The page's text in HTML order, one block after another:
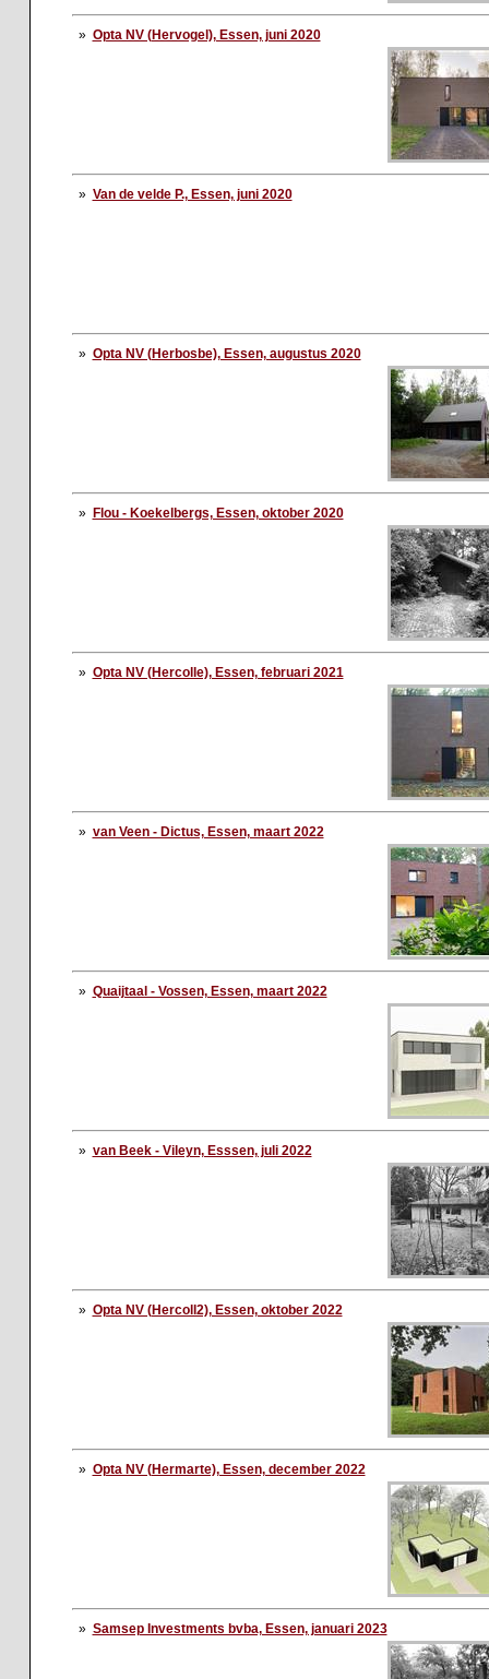
» Opta NV (Hervogel), Essen, juni 2020
» Van de velde P., Essen, juni 2020
» Opta NV (Herbosbe), Essen, augustus 2020
» Flou - Koekelbergs, Essen, oktober 2020
» Opta NV (Hercolle), Essen, februari 2021
» van Veen - Dictus, Essen, maart 2022
» Quaijtaal - Vossen, Essen, maart 2022
» van Beek - Vileyn, Esssen, juli 2022
» Opta NV (Hercoll2), Essen, oktober 2022
» Opta NV (Hermarte), Essen, december 2022
» Samsep Investments bvba, Essen, januari 2023